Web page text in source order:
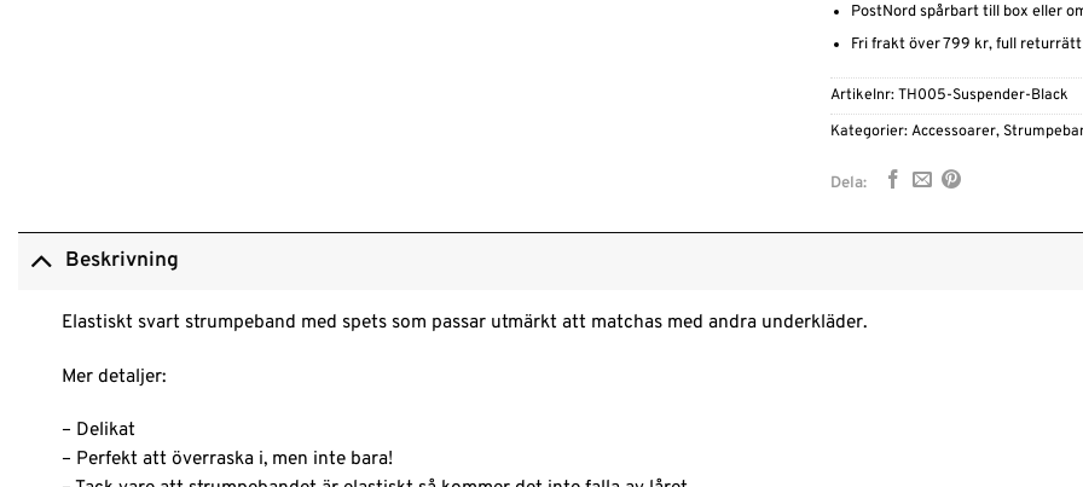
PostNord spårbart till box eller
Fri frakt över 799 kr, full
Artikelnr:TH005-Suspender-Black
Kategorier:Accessoarer,
Dela:
Beskrivning
Elastiskt svart strumpeband med spets som passar utmärkt att matchas med andra underkläder.
Mer detaljer:
– Delikat
– Perfekt att överraska i, men inte bara!